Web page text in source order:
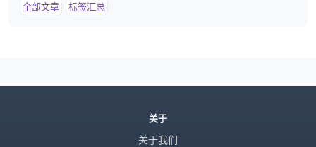
全部文章 标签汇总
关于
关于我们